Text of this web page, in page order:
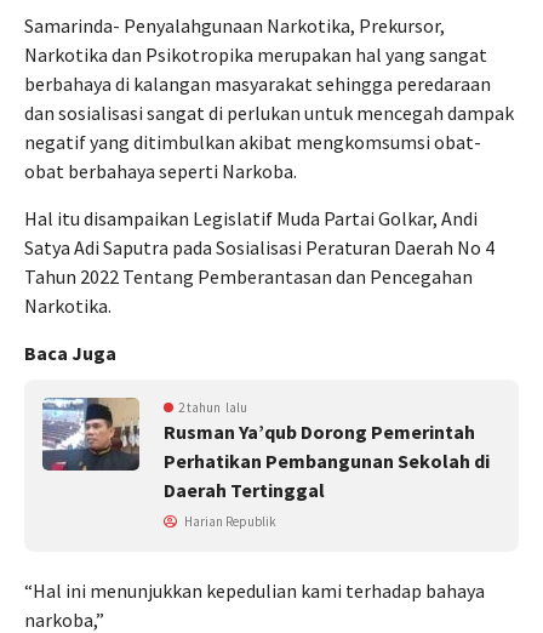
Samarinda- Penyalahgunaan Narkotika, Prekursor,
Narkotika dan Psikotropika merupakan hal yang sangat
berbahaya di kalangan masyarakat sehingga peredaraan
dan sosialisasi sangat di perlukan untuk mencegah dampak
negatif yang ditimbulkan akibat mengkomsumsi obat-
obat berbahaya seperti Narkoba.
Hal itu disampaikan Legislatif Muda Partai Golkar, Andi
Satya Adi Saputra pada Sosialisasi Peraturan Daerah No 4
Tahun 2022 Tentang Pemberantasan dan Pencegahan
Narkotika.
Baca Juga
2 tahun lalu
Rusman Ya’qub Dorong Pemerintah
Perhatikan Pembangunan Sekolah di
Daerah Tertinggal
Harian Republik
“Hal ini menunjukkan kepedulian kami terhadap bahaya
narkoba,”